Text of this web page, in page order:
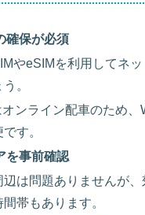
確保が必須
やeSIMを利用してネ
。
オンライン配車のため
す。
を事前確認
辺は問題ありませんが
帯もあります。